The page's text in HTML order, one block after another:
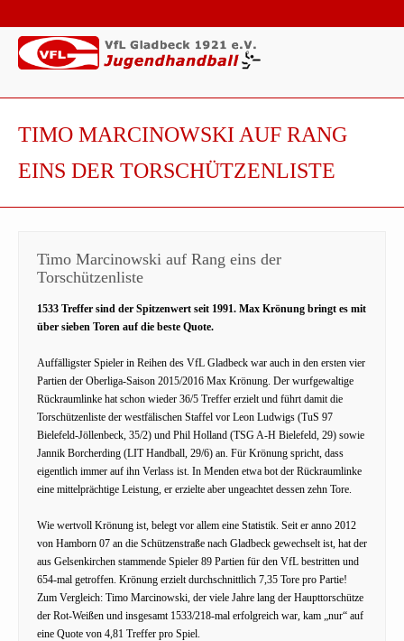
TIMO MARCINOWSKI AUF RANG
EINS DER TORSCHÜTZENLISTE
Timo Marcinowski auf Rang eins der
Torschützenliste
1533 Treffer sind der Spitzenwert seit 1991. Max Krönung bringt es mit
über sieben Toren auf die beste Quote.
Auffälligster Spieler in Reihen des VfL Gladbeck war auch in den ersten vier
Partien der Oberliga-Saison 2015/2016 Max Krönung. Der wurfgewaltige
Rückraumlinke hat schon wieder 36/5 Treffer erzielt und führt damit die
Torschützenliste der westfälischen Staffel vor Leon Ludwigs (TuS 97
Bielefeld-Jöllenbeck, 35/2) und Phil Holland (TSG A-H Bielefeld, 29) sowie
Jannik Borcherding (LIT Handball, 29/6) an. Für Krönung spricht, dass
eigentlich immer auf ihn Verlass ist. In Menden etwa bot der Rückraumlinke
eine mittelprächtige Leistung, er erzielte aber ungeachtet dessen zehn Tore.
Wie wertvoll Krönung ist, belegt vor allem eine Statistik. Seit er anno 2012
von Hamborn 07 an die Schützenstraße nach Gladbeck gewechselt ist, hat der
aus Gelsenkirchen stammende Spieler 89 Partien für den VfL bestritten und
654-mal getroffen. Krönung erzielt durchschnittlich 7,35 Tore pro Partie!
Zum Vergleich: Timo Marcinowski, der viele Jahre lang der Haupttorschütze
der Rot-Weißen und insgesamt 1533/218-mal erfolgreich war, kam „nur“ auf
eine Quote von 4,81 Treffer pro Spiel.